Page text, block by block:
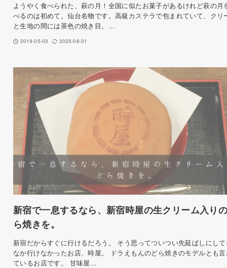
ようやく食べられた、萩の月！全国に似たお菓子があるけれど萩の月
べるのは初めて。仙台名物です。高級カステラで包まれていて、クリ
と生地の間には茶色の焼き目。…
2019-05-03 2025-08-31
新宿で一息するなら、新宿時屋の生クリーム入り
ら焼きを。
新宿だからすぐに行けるだろう。 そう思ってついつい先延ばしにし
なか行けなかったお店、時屋。 ドラえもんのどら焼きのモデルとも
ているお店です。 甘味屋…